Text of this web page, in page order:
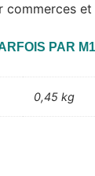
commerces et
PAR
0,45 kg